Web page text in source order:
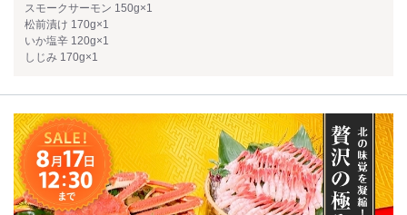
スモークサーモン 150g×1
松前漬け 170g×1
いか塩辛 120g×1
しじみ 170g×1